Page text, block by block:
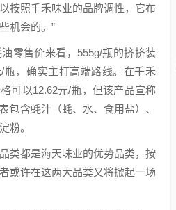
按照千禾味业的品牌调性，它布
机会的。”
零售价来看，555g/瓶的挤挤装
瓶，确实主打高端路线。在千禾
可以12.62元/瓶，但该产品宣称
包含蚝汁（蚝、水、食用盐）、
粉。
类都是海天味业的优势品类，按
或许在这两大品类又将掀起一场